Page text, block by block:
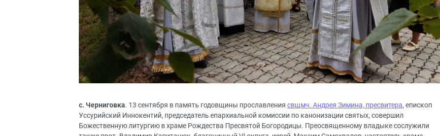
с. Черниговка. 13 сентября в память годовщины прославления свщмч. Андрея Зимина, пресвитера, епископ
Уссурийский Иннокентий, председатель епархиальной комиссии по канонизации святых, совершил
Божественную литургию в храме Рождества Пресвятой Богородицы. Преосвященному владыке сослужили